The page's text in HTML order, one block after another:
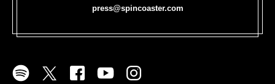
press@spincoaster.com